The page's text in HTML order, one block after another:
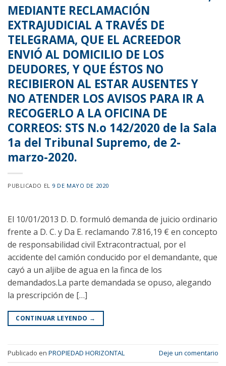
MEDIANTE RECLAMACIÓN
EXTRAJUDICIAL A TRAVÉS DE
TELEGRAMA, QUE EL ACREEDOR
ENVIÓ AL DOMICILIO DE LOS
DEUDORES, Y QUE ÉSTOS NO
RECIBIERON AL ESTAR AUSENTES Y
NO ATENDER LOS AVISOS PARA IR A
RECOGERLO A LA OFICINA DE
CORREOS: STS N.o 142/2020 de la Sala
1a del Tribunal Supremo, de 2-
marzo-2020.
PUBLICADO EL 9 DE MAYO DE 2020
El 10/01/2013 D. D. formuló demanda de juicio ordinario
frente a D. C. y Da E. reclamando 7.816,19 € en concepto
de responsabilidad civil Extracontractual, por el
accidente del camión conducido por el demandante, que
cayó a un aljibe de agua en la finca de los
demandados.La parte demandada se opuso, alegando
la prescripción de […]
CONTINUAR LEYENDO →
Publicado en PROPIEDAD HORIZONTAL Deje un comentario